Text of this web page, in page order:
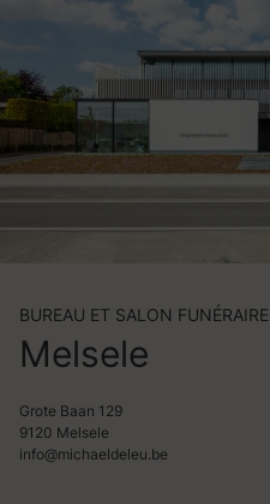
BUREAU ET SALON FUNÉRAIRE
Melsele
Grote Baan 129
9120 Melsele
info@michaeldeleu.be